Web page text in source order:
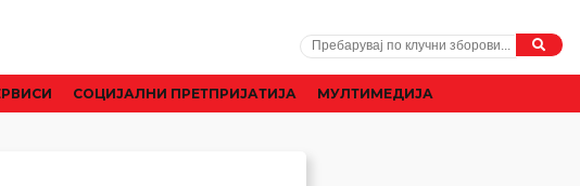
СОЦИЈАЛНИ ПРЕТПРИЈАТИЈА МУЛТИМЕДИЈА